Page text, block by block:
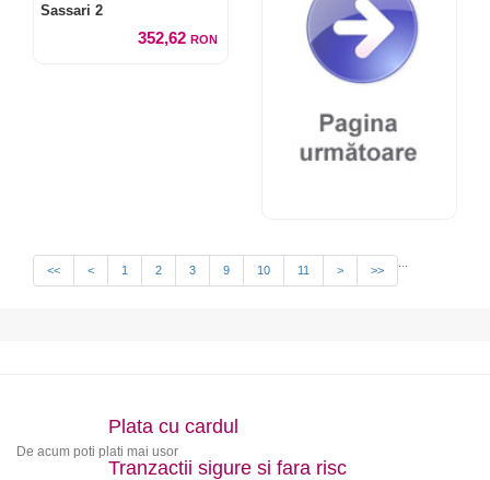
Sassari 2
352,62 RON
<< < 1 2 3 9 10 11 > >>
Plata cu cardul
De acum poti plati mai usor
Tranzactii sigure si fara risc